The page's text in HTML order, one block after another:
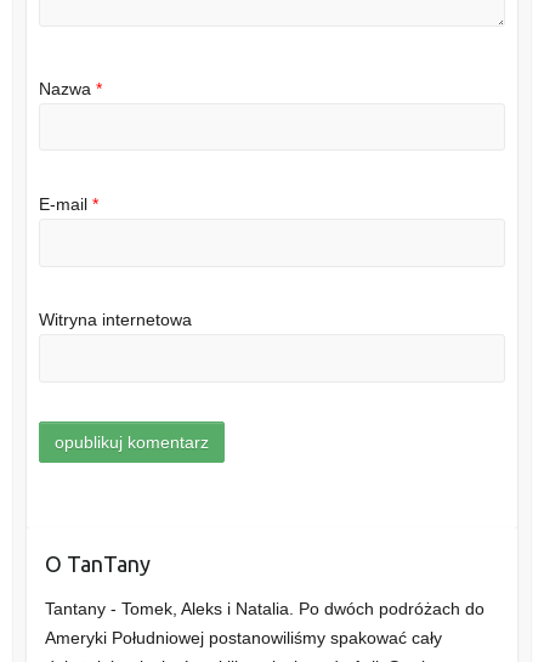
Nazwa *
E-mail *
Witryna internetowa
O TanTany
Tantany - Tomek, Aleks i Natalia. Po dwóch podróżach do
Ameryki Południowej postanowiliśmy spakować cały